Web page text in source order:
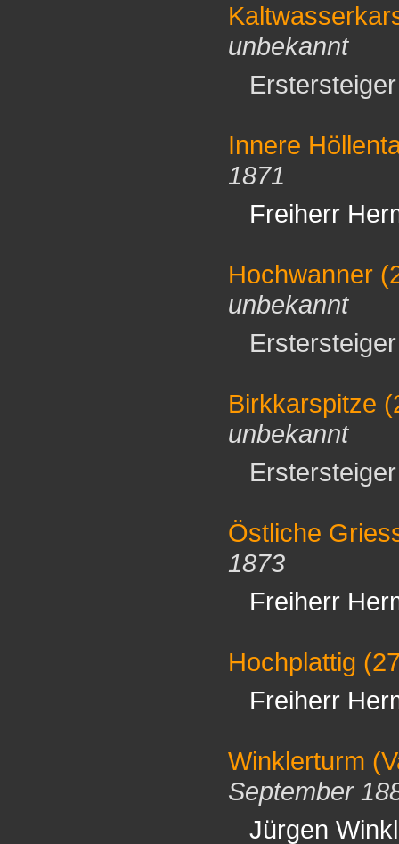
unbekannt
Innere
1871
Freiherr
Hochwanner
unbekannt
Birkkarspitze
unbekannt
Östliche
1873
Freiherr
Hochplattig
Freiherr
Winklerturm
September
Jürgen